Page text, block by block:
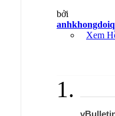
bởi
Xem